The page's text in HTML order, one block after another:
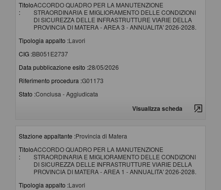
Titolo
:
ACCORDO QUADRO PER LA MANUTENZIONE
STRAORDINARIA E MIGLIORAMENTO DELLE CONDIZIONI
DI SICUREZZA DELLE INFRASTRUTTURE VIARIE DELLA
PROVINCIA DI MATERA - AREA 3 - ANNUALITA' 2026-2028.
Tipologia appalto :Lavori
CIG :BB051E2737
Data pubblicazione esito :28/05/2026
Riferimento procedura :G01173
Stato :Conclusa - Aggiudicata
Visualizza scheda
Stazione appaltante :Provincia di Matera
Titolo
:
ACCORDO QUADRO PER LA MANUTENZIONE
STRAORDINARIA E MIGLIORAMENTO DELLE CONDIZIONI
DI SICUREZZA DELLE INFRASTRUTTURE VIARIE DELLA
PROVINCIA DI MATERA - AREA 1 - ANNUALITA' 2026-2028.
Tipologia appalto :Lavori